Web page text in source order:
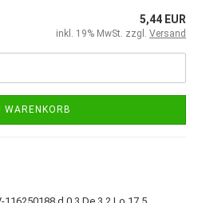
5,44 EUR
inkl. 19% MwSt. zzgl. Versand
WARENKORB